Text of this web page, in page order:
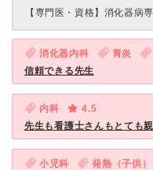
【専門医・資格】 消化器病
消化器内科 胃炎
信頼できる先生
内科
4.5
先生も看護士さんもとても
小児科 発熱（子供）